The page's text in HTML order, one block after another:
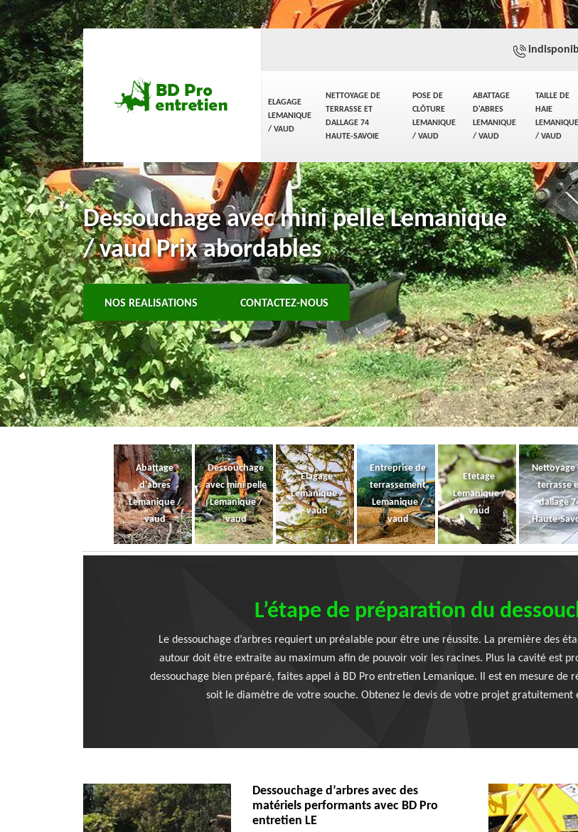
ELAGAGE
LEMANIQUE
/ VAUD
NETTOYAGE DE
TERRASSE ET
DALLAGE 74
HAUTE-SAVOIE
POSE DE
CLÔTURE
LEMANIQUE
/ VAUD
ABATTAGE
D'ABRES
LEMANIQUE
/ VAUD
TAILLE DE
HAIE
LEMANIQUE
/ VAUD
Dessouchage avec mini pelle Lemanique
/ vaud Prix abordables
NOS REALISATIONS CONTACTEZ-NOUS
Abattage
d'abres
Lemanique /
vaud
Dessouchage
avec mini pelle
Lemanique /
vaud
Elagage
Lemanique /
vaud
Entreprise de
terrassement
Lemanique /
vaud
Etetage
Lemanique /
vaud
Nettoyage
terrasse
dallage
Haute-
L’étape de préparation du
Le dessouchage d’arbres requiert un préalable pour être une réussite. La première des
autour doit être extraite au maximum afin de pouvoir voir les racines. Plus la cavité est
dessouchage bien préparé, faites appel à BD Pro entretien Lemanique. Il est en mesure de
soit le diamètre de votre souche. Obtenez le devis de votre projet gratuitement
Dessouchage d’arbres avec des
matériels performants avec BD Pro
entretien LE